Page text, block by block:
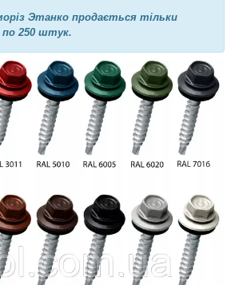
Этанко продається тільки
по 250 штук.